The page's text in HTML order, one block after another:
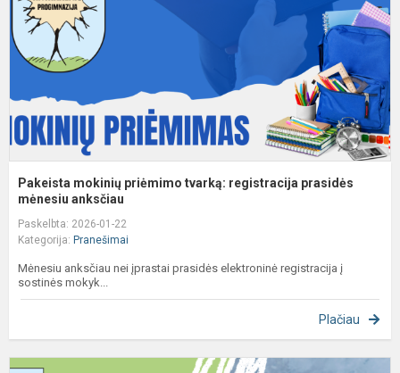
Pakeista mokinių priėmimo tvarką: registracija prasidės
mėnesiu anksčiau
Paskelbta: 2026-01-22
Kategorija: Pranešimai
Mėnesiu anksčiau nei įprastai prasidės elektroninė registracija į
sostinės mokyk...
Plačiau